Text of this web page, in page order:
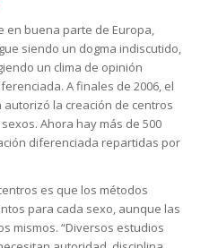
en buena parte de Europa,
siendo un dogma indiscutido,
un clima de opinión
A finales de 2006, el
la creación de centros
Ahora hay más de 500
diferenciada repartidas por
es que los métodos
para cada sexo, aunque las
mismos. “Diversos estudios